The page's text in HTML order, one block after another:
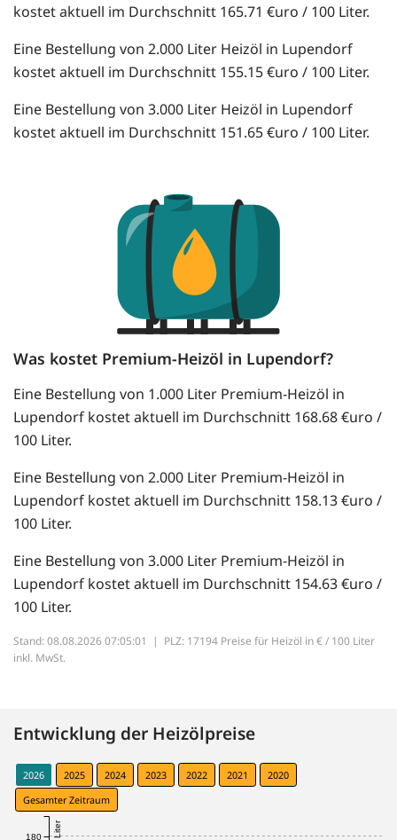
kostet aktuell im Durchschnitt 165.71 €uro / 100 Liter.
Eine Bestellung von 2.000 Liter Heizöl in Lupendorf
kostet aktuell im Durchschnitt 155.15 €uro / 100 Liter.
Eine Bestellung von 3.000 Liter Heizöl in Lupendorf
kostet aktuell im Durchschnitt 151.65 €uro / 100 Liter.
Was kostet Premium-Heizöl in Lupendorf?
Eine Bestellung von 1.000 Liter Premium-Heizöl in
Lupendorf kostet aktuell im Durchschnitt 168.68 €uro /
100 Liter.
Eine Bestellung von 2.000 Liter Premium-Heizöl in
Lupendorf kostet aktuell im Durchschnitt 158.13 €uro /
100 Liter.
Eine Bestellung von 3.000 Liter Premium-Heizöl in
Lupendorf kostet aktuell im Durchschnitt 154.63 €uro /
100 Liter.
Stand: 08.08.2026 07:05:01 | PLZ: 17194 Preise für Heizöl in € / 100 Liter
inkl. MwSt.
Entwicklung der Heizölpreise
2026 2025 2024 2023 2022 2021
2020
Gesamter Zeitraum
180